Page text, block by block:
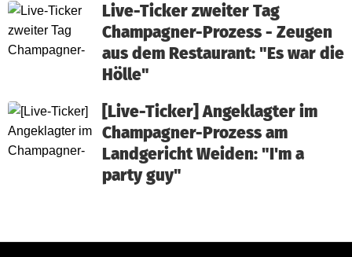
Live-Ticker zweiter Tag
Champagner-Prozess - Zeugen
aus dem Restaurant: "Es war die
Hölle"
[Live-Ticker] Angeklagter im
Champagner-Prozess am
Landgericht Weiden: "I'm a
party guy"